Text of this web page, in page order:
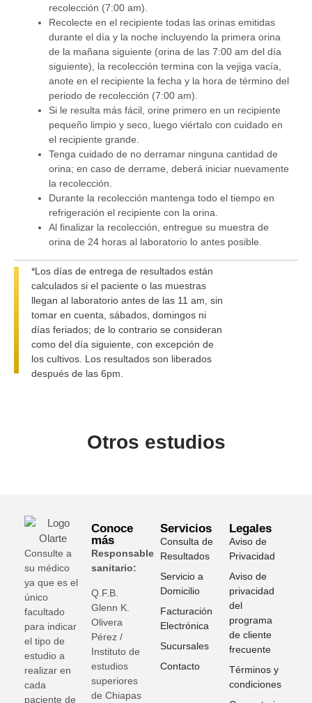
recolección (7:00 am).
Recolecte en el recipiente todas las orinas emitidas
durante el día y la noche incluyendo la primera orina
de la mañana siguiente (orina de las 7:00 am del día
siguiente), la recolección termina con la vejiga vacía,
anote en el recipiente la fecha y la hora de término del
periodo de recolección (7:00 am).
Si le resulta más fácil, orine primero en un recipiente
pequeño limpio y seco, luego viértalo con cuidado en
el recipiente grande.
Tenga cuidado de no derramar ninguna cantidad de
orina; en caso de derrame, deberá iniciar nuevamente
la recolección.
Durante la recolección mantenga todo el tiempo en
refrigeración el recipiente con la orina.
Al finalizar la recolección, entregue su muestra de
orina de 24 horas al laboratorio lo antes posible.
*Los días de entrega de resultados están
calculados si el paciente o las muestras
llegan al laboratorio antes de las 11 am, sin
tomar en cuenta, sábados, domingos ni
días feriados; de lo contrario se consideran
como del día siguiente, con excepción de
los cultivos. Los resultados son liberados
después de las 6pm.
Otros estudios
Consulte a
su médico
ya que es el
único
facultado
para indicar
el tipo de
estudio a
realizar en
cada
paciente de
Conoce
más
Responsable
sanitario:
Q.F.B.
Glenn K
Olivera
Pérez /
Instituto de
estudios
superiores
de Chiapas
Servicios
Consulta de
Resultados
Servicio a
Domicilio
Facturación
Electrónica
Sucursales
Contacto
Legales
Aviso de
Privacidad
Aviso de
privacidad
del
programa
de cliente
frecuente
Términos y
condiciones